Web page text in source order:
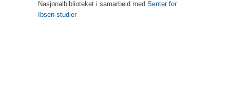
Nasjonalbiblioteket i samarbeid med Senter for
Ibsen-studier